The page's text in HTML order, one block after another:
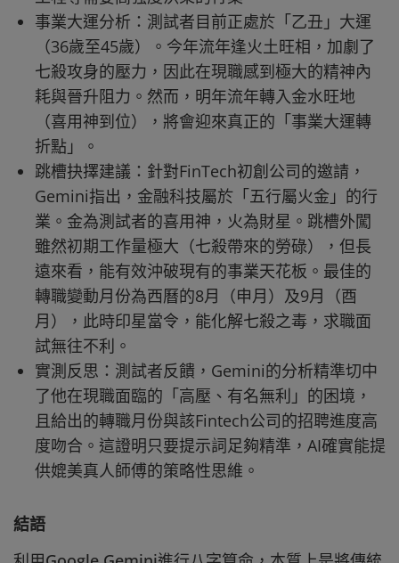
事業大運分析：測試者目前正處於「乙丑」大運
（36歲至45歲）。今年流年逢火土旺相，加劇了
七殺攻身的壓力，因此在現職感到極大的精神內
耗與晉升阻力。然而，明年流年轉入金水旺地
（喜用神到位），將會迎來真正的「事業大運轉
折點」。
跳槽抉擇建議：針對FinTech初創公司的邀請，
Gemini指出，金融科技屬於「五行屬火金」的行
業。金為測試者的喜用神，火為財星。跳槽外闖
雖然初期工作量極大（七殺帶來的勞碌），但長
遠來看，能有效沖破現有的事業天花板。最佳的
轉職變動月份為西曆的8月（申月）及9月（酉
月），此時印星當令，能化解七殺之毒，求職面
試無往不利。
實測反思：測試者反饋，Gemini的分析精準切中
了他在現職面臨的「高壓、有名無利」的困境，
且給出的轉職月份與該Fintech公司的招聘進度高
度吻合。這證明只要提示詞足夠精準，AI確實能提
供媲美真人師傅的策略性思維。
結語